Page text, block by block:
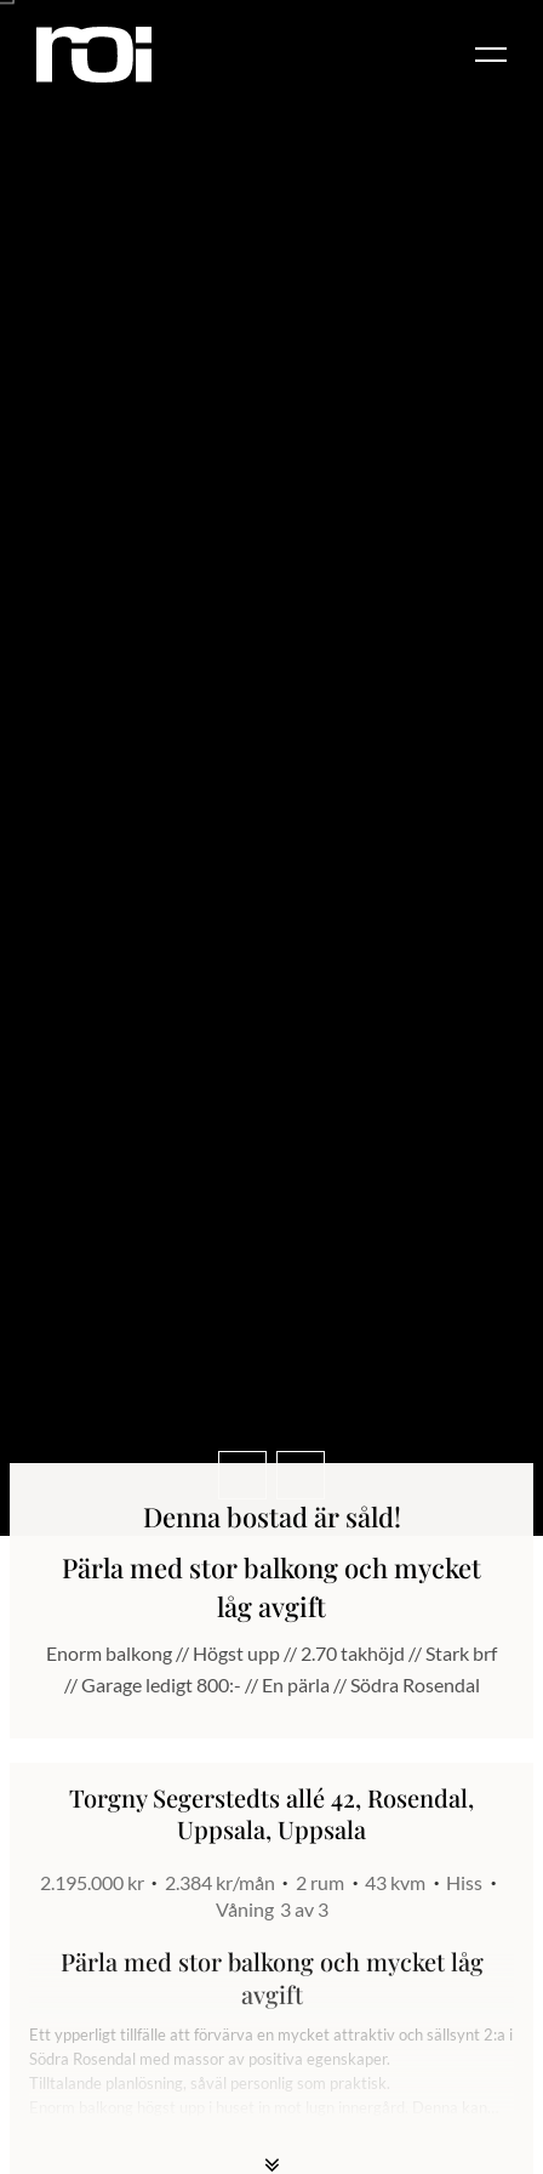
Denna bostad är såld!
Pärla med stor balkong och mycket
låg avgift
Enorm balkong // Högst upp // 2.70 takhöjd // Stark brf
// Garage ledigt 800:- // En pärla // Södra Rosendal
Torgny Segerstedts allé 42, Rosendal,
Uppsala, Uppsala
2.195.000 kr 2.384 kr/mån 2 rum 43 kvm
Hiss
Våning 3 av 3
Pärla med stor balkong och mycket låg
avgift
Ett ypperligt tillfälle att förvärva en mycket attraktiv och sällsynt 2:a i
Södra Rosendal med massor av positiva egenskaper.
Tilltalande planlösning, såväl personlig som praktisk.
En yteffektiv och väldigt harmonisk disposition med delvis integrerat